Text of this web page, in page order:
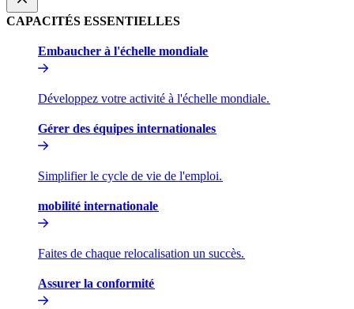
CAPACITÉS ESSENTIELLES​​
Embaucher à l'échelle mondiale​​
Développez votre activité à l'échelle mondiale.​​
Gérer des équipes internationales​​
Simplifier le cycle de vie de l'emploi.​​
mobilité internationale​​
Faites de chaque relocalisation un succès.​​
Assurer la conformité​​